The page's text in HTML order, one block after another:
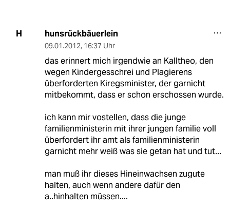
H hunsrückbäuerlein
09.01.2012, 16:37 Uhr
das erinnert mich irgendwie an Kalltheo, den
wegen Kindergesschrei und Plagierens
überforderten Kiregsminister, der garnicht
mitbekommt, dass er schon erschossen wurde.
ich kann mir vostellen, dass die junge
familienministerin mit ihrer jungen familie voll
überfordert ihr amt als familienministerin
garnicht mehr weiß was sie getan hat und tut...
man muß ihr dieses Hineinwachsen zugute
halten, auch wenn andere dafür den
a..hinhalten müssen....